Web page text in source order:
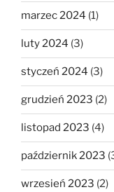
marzec 2024 (1)
luty 2024 (3)
styczeń 2024 (3)
grudzień 2023 (2)
listopad 2023 (4)
październik 2023
wrzesień 2023 (2)